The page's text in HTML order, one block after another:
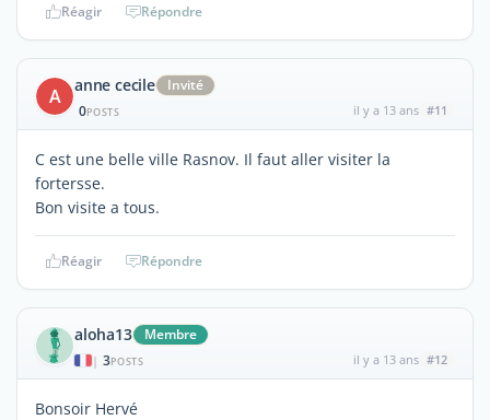
Réagir Répondre
A anne cecile
Invité
0POSTS il y a 13 ans #11
C est une belle ville Rasnov. Il faut aller visiter la
fortersse.
Bon visite a tous.
Réagir Répondre
aloha13 Membre
| 3POSTS il y a 13 ans #12
Bonsoir Hervé